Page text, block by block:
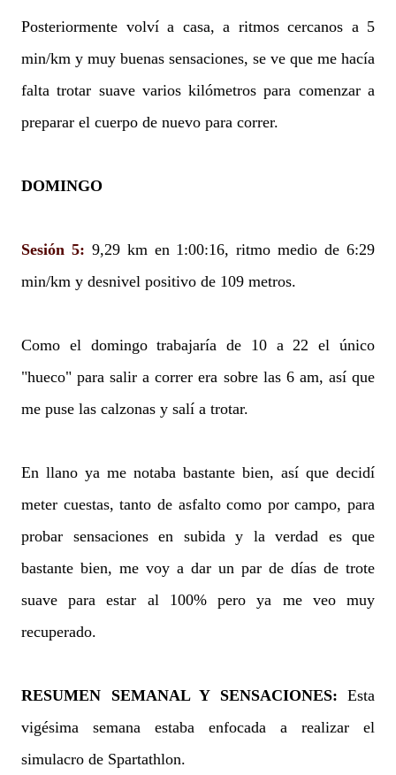
Posteriormente volví a casa, a ritmos cercanos a 5
min/km y muy buenas sensaciones, se ve que me hacía
falta trotar suave varios kilómetros para comenzar a
preparar el cuerpo de nuevo para correr.
DOMINGO
Sesión 5: 9,29 km en 1:00:16, ritmo medio de 6:29
min/km y desnivel positivo de 109 metros.
Como el domingo trabajaría de 10 a 22 el único
"hueco" para salir a correr era sobre las 6 am, así que
me puse las calzonas y salí a trotar.
En llano ya me notaba bastante bien, así que decidí
meter cuestas, tanto de asfalto como por campo, para
probar sensaciones en subida y la verdad es que
bastante bien, me voy a dar un par de días de trote
suave para estar al 100% pero ya me veo muy
recuperado.
RESUMEN SEMANAL Y SENSACIONES: Esta
vigésima semana estaba enfocada a realizar el
simulacro de Spartathlon.